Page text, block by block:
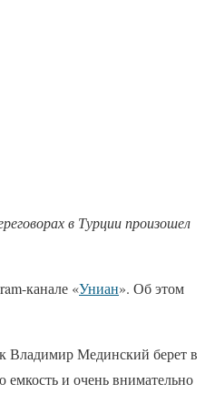
в Турции произошел
канале «Униан». Об этом
Владимир Мединский берет в
и очень внимательно